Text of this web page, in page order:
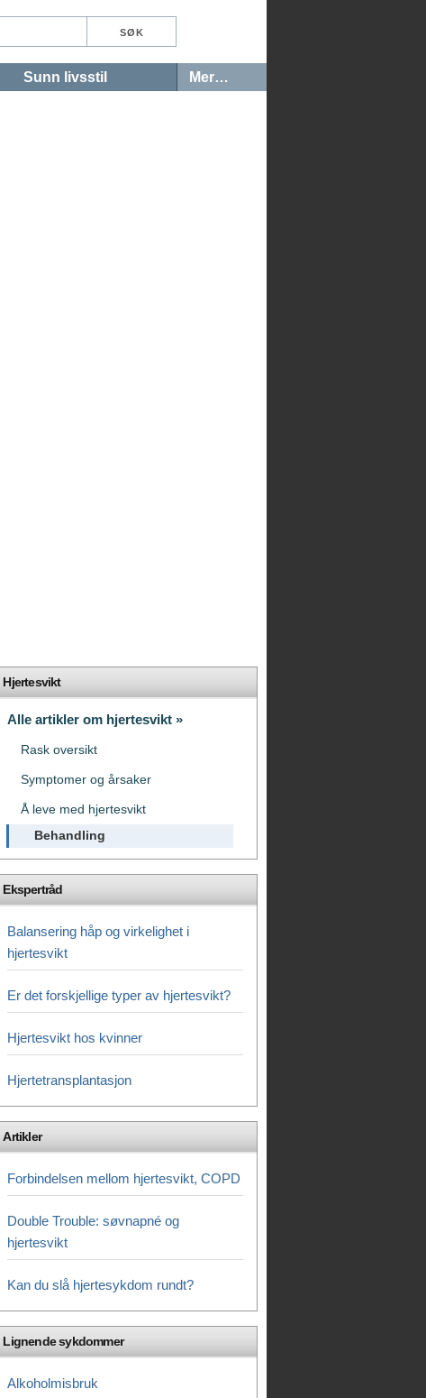
Sunn livsstil Mer…
Hjertesvikt
Alle artikler om hjertesvikt »
Rask oversikt
Symptomer og årsaker
Å leve med hjertesvikt
Behandling
Ekspertråd
Balansering håp og virkelighet i
hjertesvikt
Er det forskjellige typer av hjertesvikt?
Hjertesvikt hos kvinner
Hjertetransplantasjon
Artikler
Forbindelsen mellom hjertesvikt, COPD
Double Trouble: søvnapné og
hjertesvikt
Kan du slå hjertesykdom rundt?
Lignende sykdommer
Alkoholmisbruk